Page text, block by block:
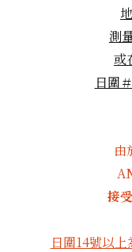
測
或
日圍
由
接
日圍14號以